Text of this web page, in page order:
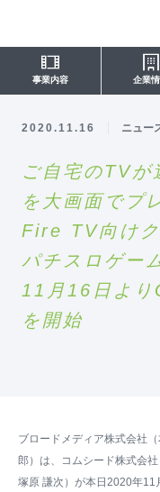
事業内容 企業
2020.11.16 ニュー
ご自宅のTVが
を大画面でプ
Fire TV向けク
パチスロゲー
11月16日より
を開始
ブロードメディア株式会社
郎）は、コムシード株式会
塚原 謙次）が本日2020年11